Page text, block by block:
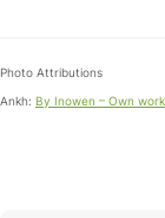
Photo Attributions
Ankh: By Inowen – Own work